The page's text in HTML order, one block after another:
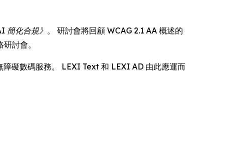
簡化合規》 。 研討會將回顧 WCAG 2.1 AA 概述的
討會。
礙數碼服務。 LEXI Text 和 LEXI AD 由此應運而